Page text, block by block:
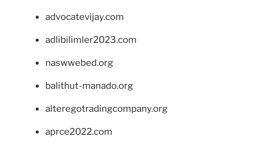
advocatevijay.com
adlibilimler2023.com
naswwebed.org
balithut-manado.org
alteregotradingcompany.org
aprce2022.com